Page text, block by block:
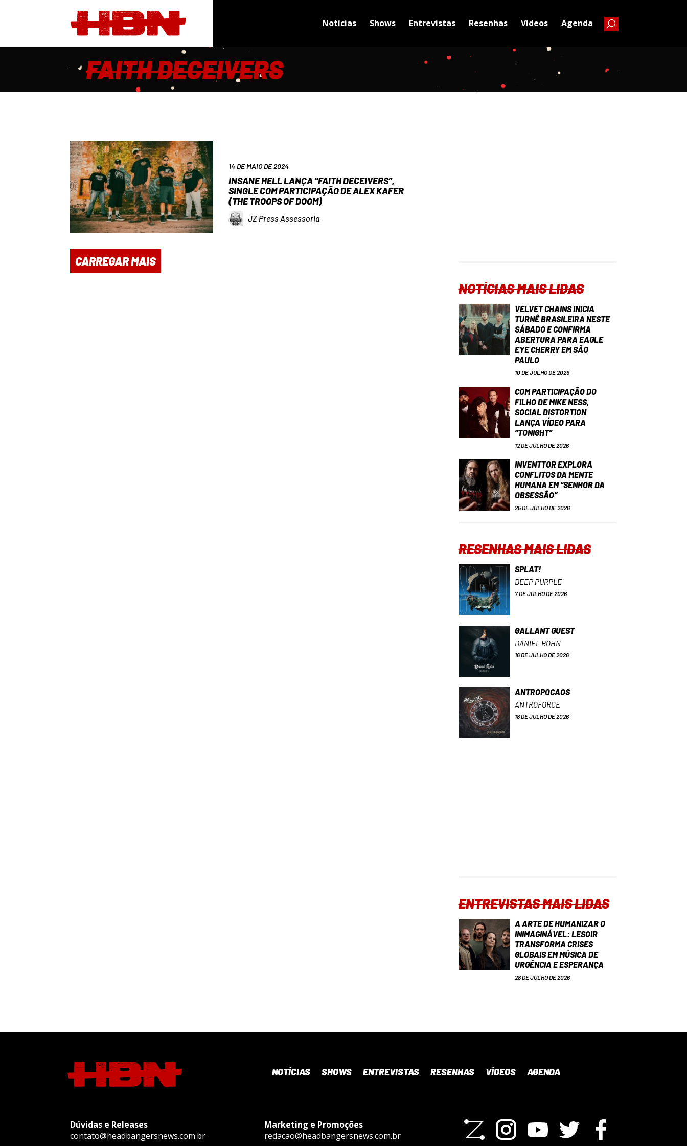
Notícias Shows Entrevistas Resenhas Vídeos Agenda
FAITH DECEIVERS
14 DE MAIO DE 2024
INSANE HELL LANÇA “FAITH DECEIVERS”,
SINGLE COM PARTICIPAÇÃO DE ALEX KAFER
(THE TROOPS OF DOOM)
JZ Press Assessoria
CARREGAR MAIS
NOTÍCIAS MAIS LIDAS
VELVET CHAINS INICIA
TURNÊ BRASILEIRA NESTE
SÁBADO E CONFIRMA
ABERTURA PARA EAGLE
EYE CHERRY EM SÃO
PAULO
10 DE JULHO DE 2026
COM PARTICIPAÇÃO DO
FILHO DE MIKE NESS,
SOCIAL DISTORTION
LANÇA VÍDEO PARA
“TONIGHT”
12 DE JULHO DE 2026
INVENTTOR EXPLORA
CONFLITOS DA MENTE
HUMANA EM “SENHOR DA
OBSESSÃO”
25 DE JULHO DE 2026
RESENHAS MAIS LIDAS
SPLAT!
DEEP PURPLE
7 DE JULHO DE 2026
GALLANT GUEST
DANIEL BOHN
16 DE JULHO DE 2026
ANTROPOCAOS
ANTROFORCE
18 DE JULHO DE 2026
ENTREVISTAS MAIS LIDAS
A ARTE DE HUMANIZAR O
INIMAGINÁVEL: LESOIR
TRANSFORMA CRISES
GLOBAIS EM MÚSICA DE
URGÊNCIA E ESPERANÇA
28 DE JULHO DE 2026
NOTÍCIAS SHOWS ENTREVISTAS RESENHAS VÍDEOS AGENDA
Dúvidas e Releases
contato@headbangersnews.com.br
Marketing e Promoções
redacao@headbangersnews.com.br